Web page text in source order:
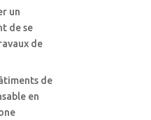
un
de se
de
de
en